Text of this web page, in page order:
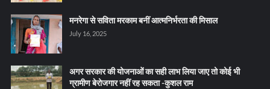
मनरेगा से सविता मरकाम बनीं आत्मनिर्भरता की मिसाल
July 16, 2025
अगर सरकार की योजनाओं का सही लाभ लिया जाए तो कोई भी
ग्रामीण बेरोजगार नहीं रह सकता -कुशल राम